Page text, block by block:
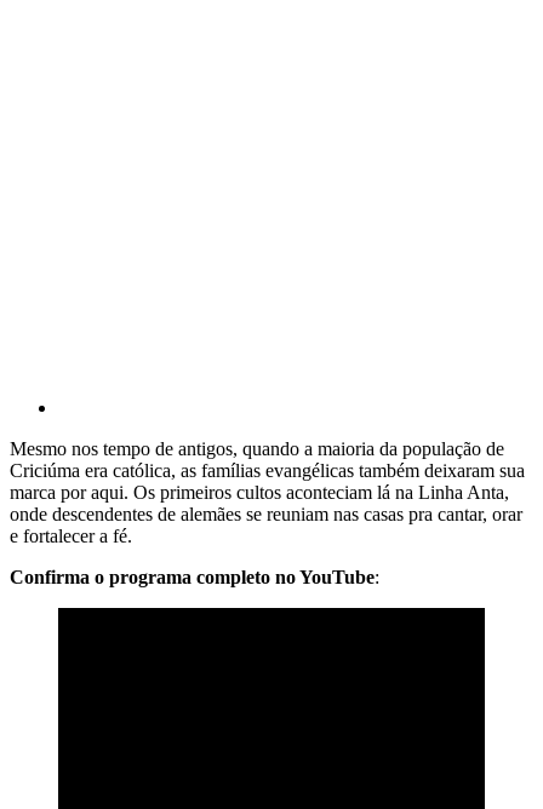
Mesmo nos tempo de antigos, quando a maioria da população de
Criciúma era católica, as famílias evangélicas também deixaram sua
marca por aqui. Os primeiros cultos aconteciam lá na Linha Anta,
onde descendentes de alemães se reuniam nas casas pra cantar, orar
e fortalecer a fé.
Confirma o programa completo no YouTube: